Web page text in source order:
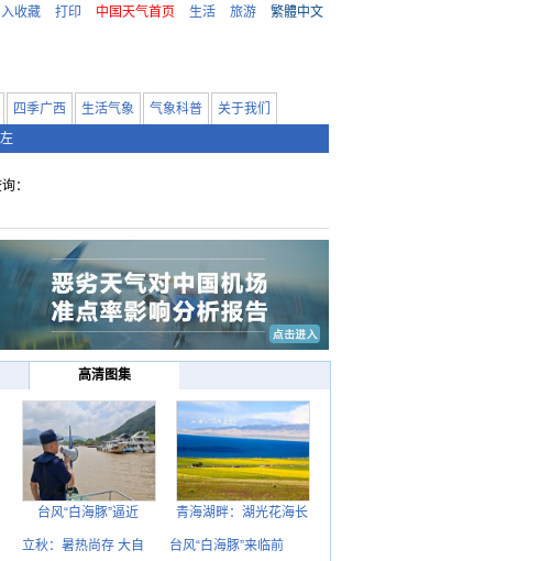
收藏 打印 中国天气首页 生活 旅游 繁體中文
四季广西 生活气象 气象科普
关于我们
：
高清图集
台风“白海豚”逼近 青海湖畔：湖光花海长
立秋：暑热尚存 大自
台风“白海豚”来临前